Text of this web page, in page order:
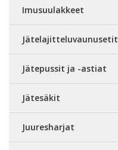
Imusuulakkeet
Jätelajitteluvaunusetit
Jätepussit ja -astiat
Jätesäkit
Juuresharjat